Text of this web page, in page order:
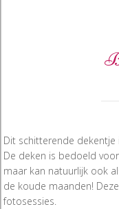
Dit schitterende dekentje
De deken is bedoeld
maar kan natuurlijk ook
de koude maanden!
fotosessies.